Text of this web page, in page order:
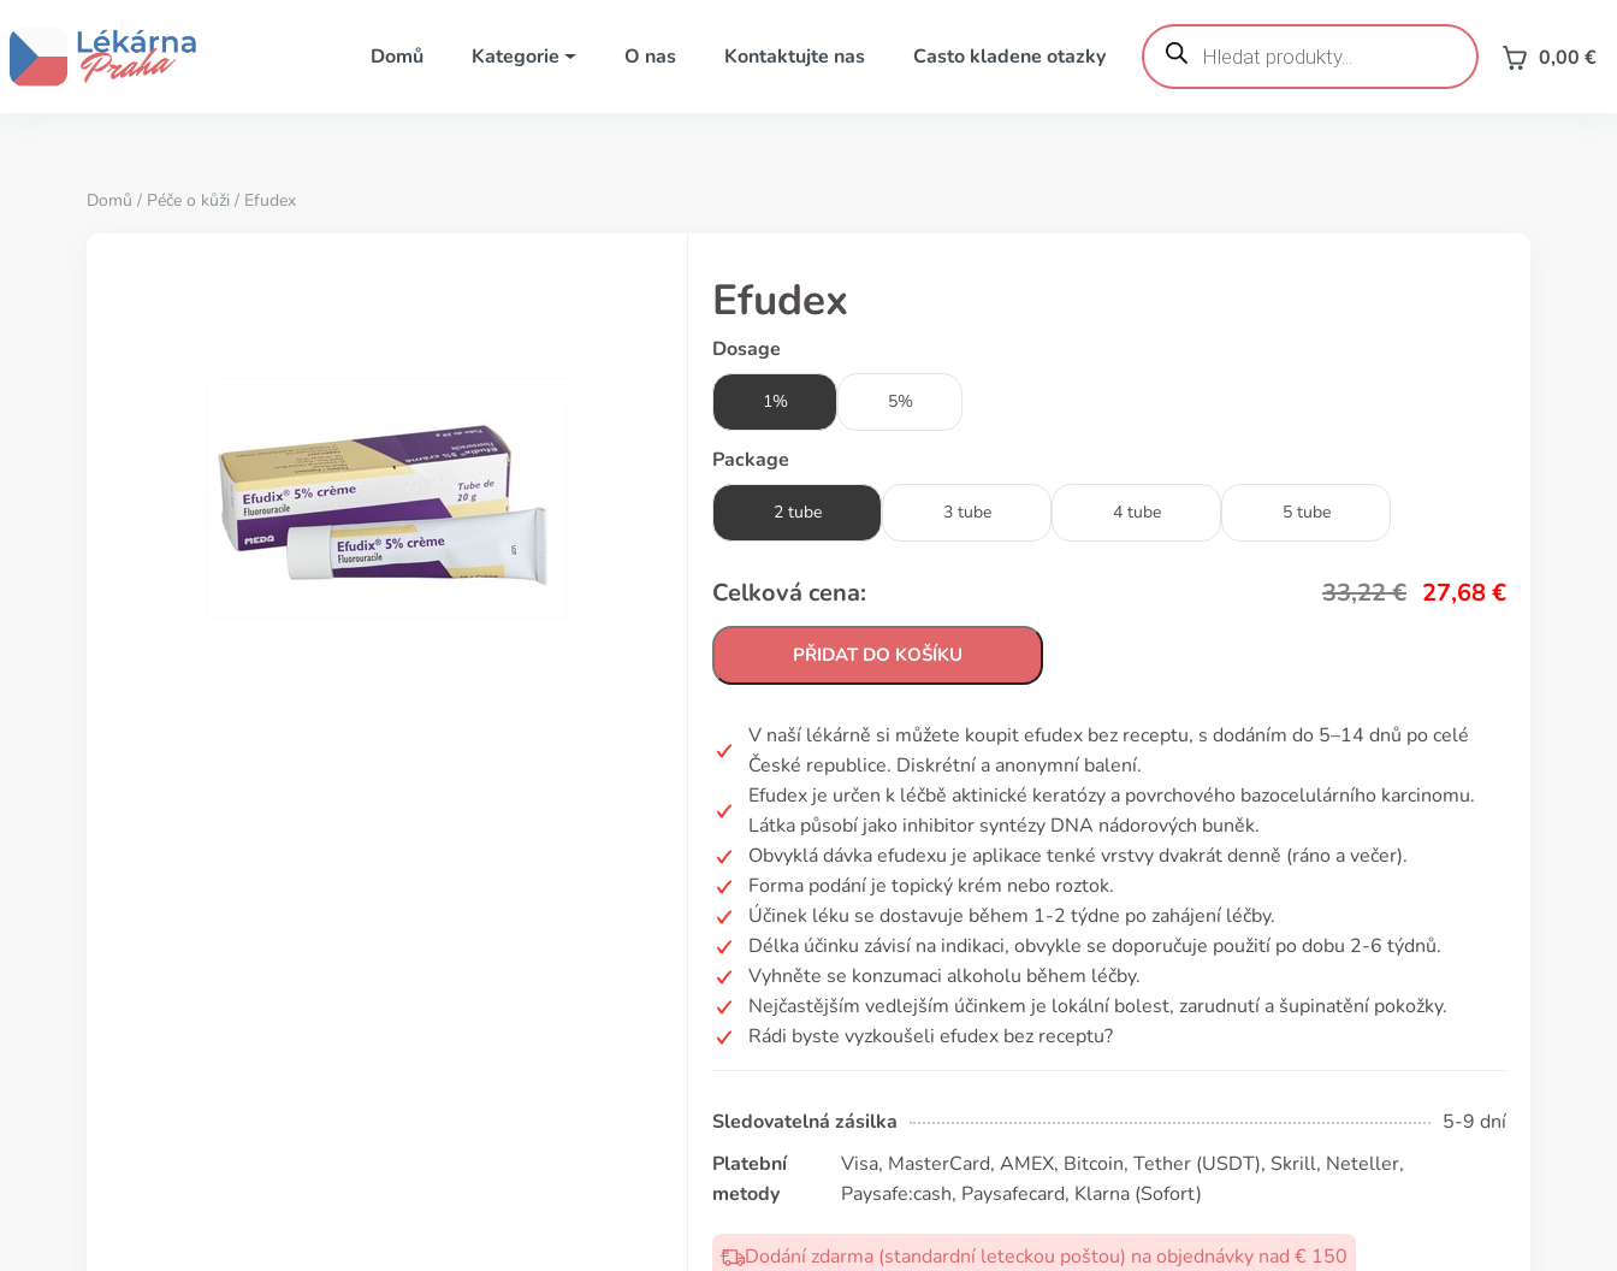
Domů Kategorie O nas Kontaktujte nas Casto kladene otazky
Products
search 0,00 €
Domů / Péče o kůži / Efudex
Efudex
Dosage
1% 5%
Package
2 tube 3 tube 4 tube 5 tube
Celková cena: 33,22€ 27,68€
PŘIDAT DO KOŠÍKU
V naší lékárně si můžete koupit efudex bez receptu, s dodáním do 5–14 dnů po celé
České republice. Diskrétní a anonymní balení.
Efudex je určen k léčbě aktinické keratózy a povrchového bazocelulárního karcinomu.
Látka působí jako inhibitor syntézy DNA nádorových buněk.
Obvyklá dávka efudexu je aplikace tenké vrstvy dvakrát denně (ráno a večer).
Forma podání je topický krém nebo roztok.
Účinek léku se dostavuje během 1-2 týdne po zahájení léčby.
Délka účinku závisí na indikaci, obvykle se doporučuje použití po dobu 2-6 týdnů.
Vyhněte se konzumaci alkoholu během léčby.
Nejčastějším vedlejším účinkem je lokální bolest, zarudnutí a šupinatění pokožky.
Rádi byste vyzkoušeli efudex bez receptu?
Sledovatelná zásilka
5-9 dní
Platební
metody
Visa, MasterCard, AMEX, Bitcoin, Tether (USDТ), Skrill, Neteller,
Paysafe:cash, Paysafecard, Klarna (Sofort)
Dodání zdarma (standardní leteckou poštou) na objednávky nad € 150